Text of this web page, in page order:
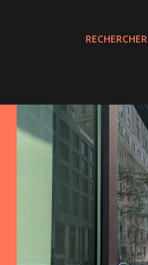
RECHERCHER